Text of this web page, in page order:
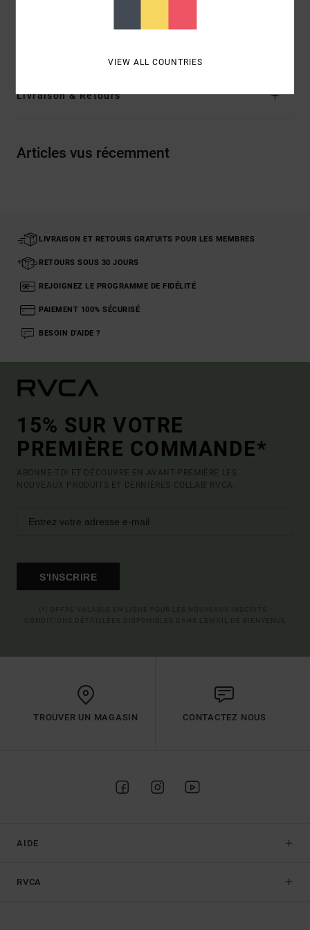
Livraison & Retours
Articles vus récemment
LIVRAISON ET RETOURS GRATUITS POUR LES MEMBRES
RETOURS SOUS 30 JOURS
REJOIGNEZ LE PROGRAMME DE FIDÉLITÉ
PAIEMENT 100% SÉCURISÉ
BESOIN D'AIDE ?
15% SUR VOTRE
PREMIÈRE COMMANDE*
ABONNE-TOI ET DÉCOUVRE EN AVANT-PREMIÈRE LES
NOUVEAUX PRODUITS ET DERNIÈRES COLLAB' RVCA.
S'INSCRIRE
TROUVER UN MAGASIN CONTACTEZ NOUS
AIDE
RVCA
VIEW ALL COUNTRIES